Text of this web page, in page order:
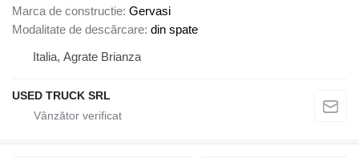
Marca de constructie Gervasi
Modalitate de descărcare din spate
Italia, Agrate Brianza
USED TRUCK SRL